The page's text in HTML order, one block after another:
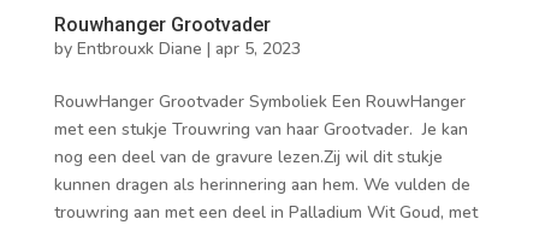
Rouwhanger Grootvader
by Entbrouxk Diane | apr 5, 2023
RouwHanger Grootvader Symboliek Een RouwHanger
met een stukje Trouwring van haar Grootvader. Je kan
nog een deel van de gravure lezen.Zij wil dit stukje
kunnen dragen als herinnering aan hem. We vulden de
trouwring aan met een deel in Palladium Wit Goud, met